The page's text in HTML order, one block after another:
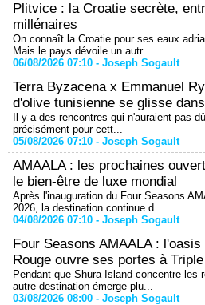
Plitvice : la Croatie secrète,
millénaires
On connaît la Croatie pour ses eaux
Mais le pays dévoile un autr...
06/08/2026 07:10 - Joseph Sogault
Terra Byzacena x Emmanuel
d'olive tunisienne se glisse
Il y a des rencontres qui n'auraient pas
précisément pour cett...
05/08/2026 07:10 - Joseph Sogault
AMAALA : les prochaines
le bien-être de luxe mondial
Après l'inauguration du Four Seasons
2026, la destination continue d...
04/08/2026 07:10 - Joseph Sogault
Four Seasons AMAALA :
Rouge ouvre ses portes à
Pendant que Shura Island concentre les
autre destination émerge plu...
03/08/2026 08:00 - Joseph Sogault